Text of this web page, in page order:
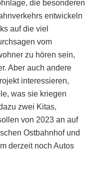
die besonderen
entwickeln
auf die viel
vom
zu hören sein,
Aber auch andere
interessieren,
was sie kriegen
zwei Kitas,
von 2023 an auf
Ostbahnhof und
derzeit noch Autos